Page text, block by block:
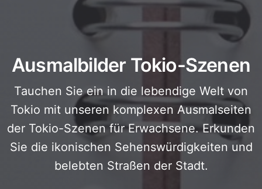
Ausmalbilder Tokio-Szenen
Tauchen Sie ein in die lebendige Welt von
Tokio mit unseren komplexen Ausmalseiten
der Tokio-Szenen für Erwachsene. Erkunden
Sie die ikonischen Sehenswürdigkeiten und
belebten Straßen der Stadt.